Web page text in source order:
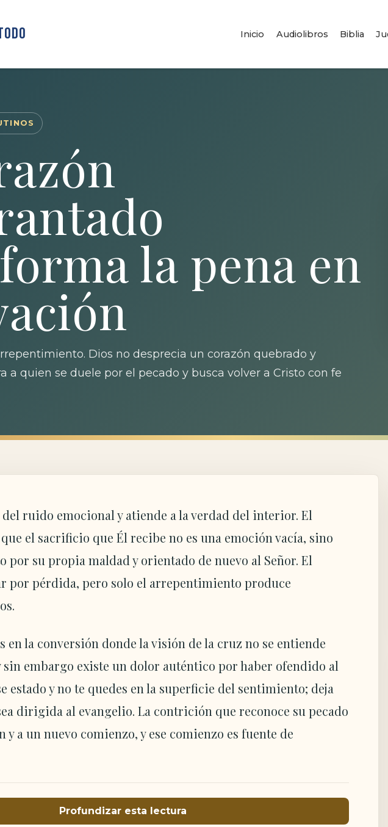
Inicio Audiolibros Biblia
la pena en
Dios no desprecia un corazón quebrado y
a quien se duele por el pecado y busca volver a Cristo con fe
ruido emocional y atiende a la verdad del interior. El
el sacrificio que Él recibe no es una emoción vacía, sino
por su propia maldad y orientado de nuevo al Señor. El
por pérdida, pero solo el arrepentimiento produce
en la conversión donde la visión de la cruz no se entiende
sin embargo existe un dolor auténtico por haber ofendido al
estado y no te quedes en la superficie del sentimiento; deja
dirigida al evangelio. La contrición que reconoce su pecado
y a un nuevo comienzo, y ese comienzo es fuente de
Profundizar esta lectura